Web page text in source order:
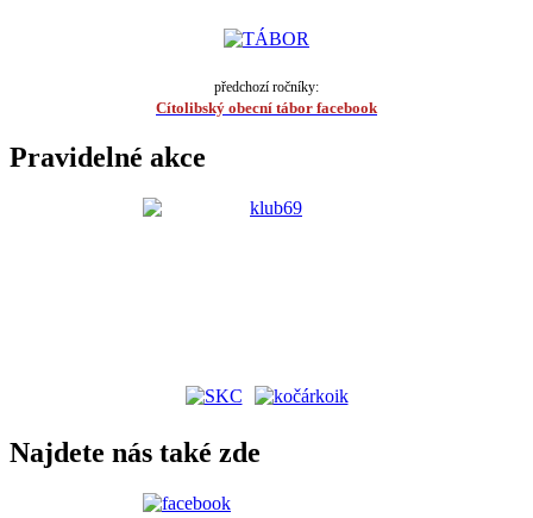
předchozí ročníky:
Cítolibský obecní tábor facebook
Pravidelné akce
Najdete nás také zde